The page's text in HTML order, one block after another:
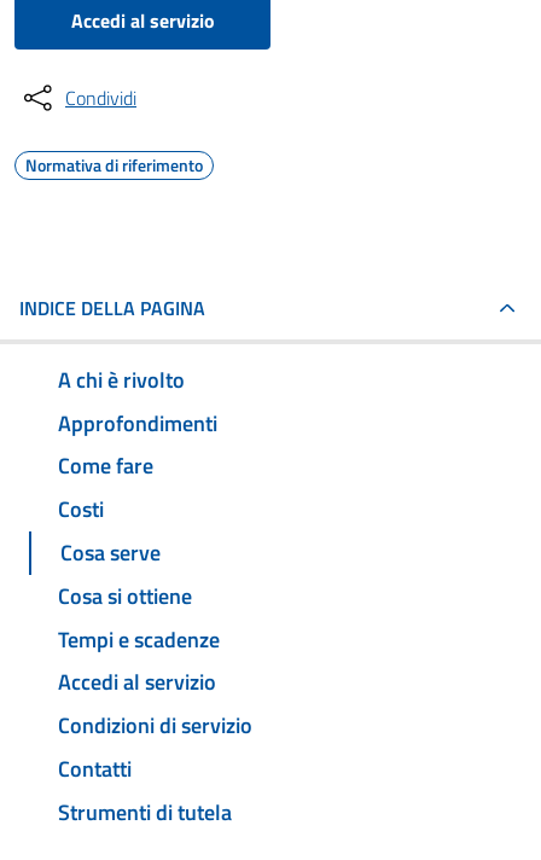
Accedi al servizio
Condividi
Normativa di riferimento
INDICE DELLA PAGINA
A chi è rivolto
Approfondimenti
Come fare
Costi
Cosa serve
Cosa si ottiene
Tempi e scadenze
Accedi al servizio
Condizioni di servizio
Contatti
Strumenti di tutela